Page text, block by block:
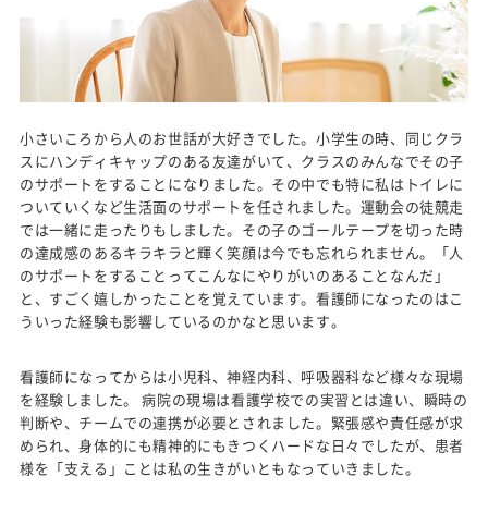
小さいころから人のお世話が大好きでした。小学生の時、同じクラ
スにハンディキャップのある友達がいて、クラスのみんなでその子
のサポートをすることになりました。その中でも特に私はトイレに
ついていくなど生活面のサポートを任されました。運動会の徒競走
では一緒に走ったりもしました。その子のゴールテープを切った時
の達成感のあるキラキラと輝く笑顔は今でも忘れられません。「人
のサポートをすることってこんなにやりがいのあることなんだ」
と、すごく嬉しかったことを覚えています。看護師になったのはこ
ういった経験も影響しているのかなと思います。
看護師になってからは小児科、神経内科、呼吸器科など様々な現場
を経験しました。 病院の現場は看護学校での実習とは違い、瞬時の
判断や、チームでの連携が必要とされました。緊張感や責任感が求
められ、身体的にも精神的にもきつくハードな日々でしたが、患者
様を「支える」ことは私の生きがいともなっていきました。